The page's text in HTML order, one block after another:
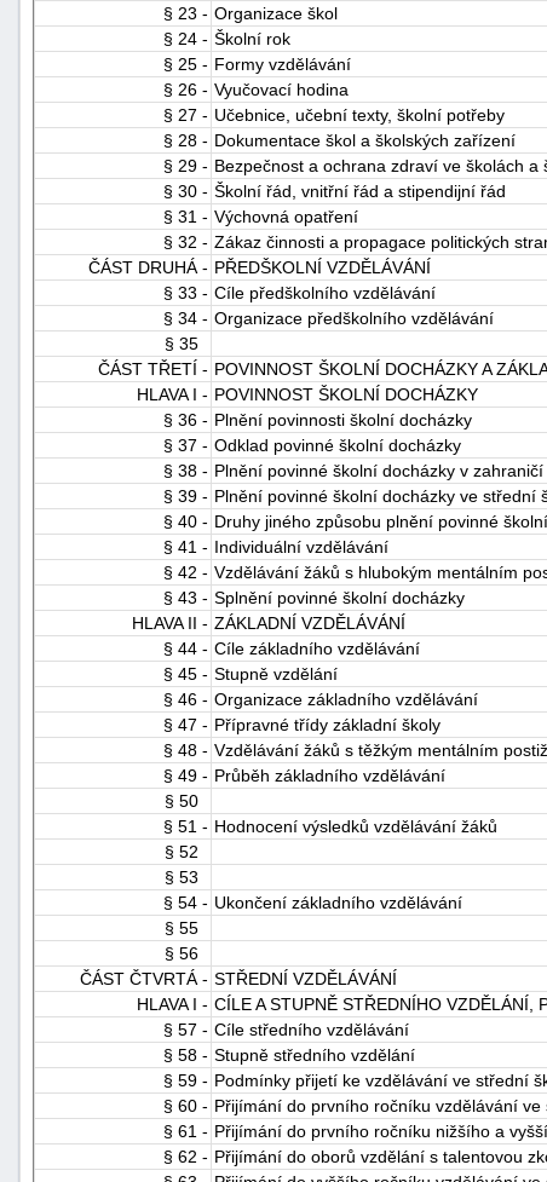
§ 23 - Organizace škol
§ 24 - Školní rok
§ 25 - Formy vzdělávání
§ 26 - Vyučovací hodina
§ 27 - Učebnice, učební texty, školní potřeby
§ 28 - Dokumentace škol a školských zařízení
§ 29 - Bezpečnost a ochrana zdraví ve školách a
§ 30 - Školní řád, vnitřní řád a stipendijní řád
§ 31 - Výchovná opatření
§ 32 - Zákaz činnosti a propagace politických
ČÁST DRUHÁ - PŘEDŠKOLNÍ VZDĚLÁVÁNÍ
§ 33 - Cíle předškolního vzdělávání
§ 34 - Organizace předškolního vzdělávání
§ 35
ČÁST TŘETÍ - POVINNOST ŠKOLNÍ DOCHÁZKY A
HLAVA I - POVINNOST ŠKOLNÍ DOCHÁZKY
§ 36 - Plnění povinnosti školní docházky
§ 37 - Odklad povinné školní docházky
§ 38 - Plnění povinné školní docházky v
§ 39 - Plnění povinné školní docházky ve střední
§ 40 - Druhy jiného způsobu plnění povinné
§ 41 - Individuální vzdělávání
§ 42 - Vzdělávání žáků s hlubokým mentálním
§ 43 - Splnění povinné školní docházky
HLAVA II - ZÁKLADNÍ VZDĚLÁVÁNÍ
§ 44 - Cíle základního vzdělávání
§ 45 - Stupně vzdělání
§ 46 - Organizace základního vzdělávání
§ 47 - Přípravné třídy základní školy
§ 48 - Vzdělávání žáků s těžkým mentálním
§ 49 - Průběh základního vzdělávání
§ 50
§ 51 - Hodnocení výsledků vzdělávání žáků
§ 52
§ 53
§ 54 - Ukončení základního vzdělávání
§ 55
§ 56
ČÁST ČTVRTÁ - STŘEDNÍ VZDĚLÁVÁNÍ
HLAVA I - CÍLE A STUPNĚ STŘEDNÍHO VZDĚLÁNÍ,
§ 57 - Cíle středního vzdělávání
§ 58 - Stupně středního vzdělání
§ 59 - Podmínky přijetí ke vzdělávání ve střední
§ 60 - Přijímání do prvního ročníku vzdělávání ve
§ 61 - Přijímání do prvního ročníku nižšího a
§ 62 - Přijímání do oborů vzdělání s talentovou